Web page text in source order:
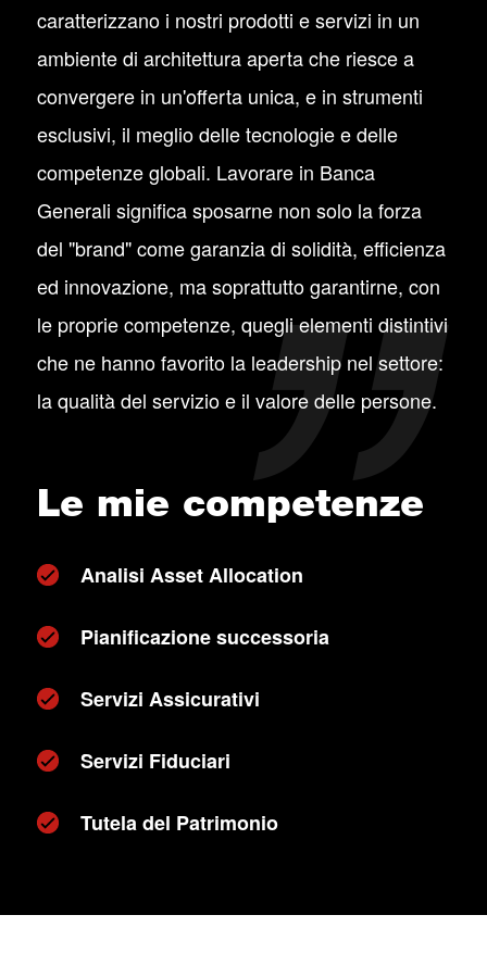
caratterizzano i nostri prodotti e servizi in un
ambiente di architettura aperta che riesce a
convergere in un'offerta unica, e in strumenti
esclusivi, il meglio delle tecnologie e delle
competenze globali. Lavorare in Banca
Generali significa sposarne non solo la forza
del "brand" come garanzia di solidità, efficienza
ed innovazione, ma soprattutto garantirne, con
le proprie competenze, quegli elementi distintivi
che ne hanno favorito la leadership nel settore:
la qualità del servizio e il valore delle persone.
Le mie competenze
Analisi Asset Allocation
Pianificazione successoria
Servizi Assicurativi
Servizi Fiduciari
Tutela del Patrimonio